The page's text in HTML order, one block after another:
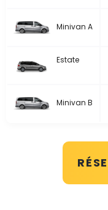
Minivan A
Estate
Minivan B